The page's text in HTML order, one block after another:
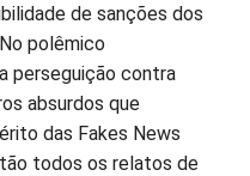
de sanções dos
polêmico
perseguição contra
absurdos que
das Fakes News
todos os relatos de